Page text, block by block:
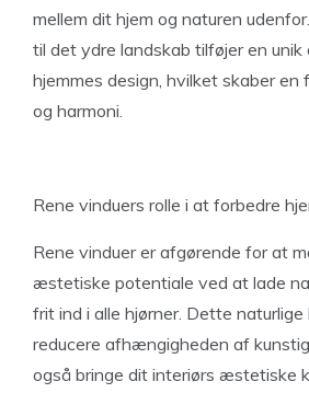
mellem dit hjem og naturen
til det ydre landskab tilføjer en unik
hjemmes design, hvilket skaber en
og harmoni.
Rene vinduers rolle i at forbedre
Rene vinduer er afgørende for at
æstetiske potentiale ved at lade
frit ind i alle hjørner. Dette naturlige
reducere afhængigheden af
også bringe dit interiørs æstetiske